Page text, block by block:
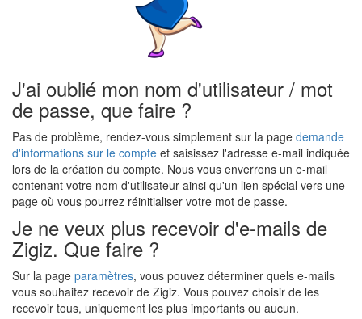
J'ai oublié mon nom d'utilisateur / mot
de passe, que faire ?
Pas de problème, rendez-vous simplement sur la page demande
d'informations sur le compte et saisissez l'adresse e-mail indiquée
lors de la création du compte. Nous vous enverrons un e-mail
contenant votre nom d'utilisateur ainsi qu'un lien spécial vers une
page où vous pourrez réinitialiser votre mot de passe.
Je ne veux plus recevoir d'e-mails de
Zigiz. Que faire ?
Sur la page paramètres, vous pouvez déterminer quels e-mails
vous souhaitez recevoir de Zigiz. Vous pouvez choisir de les
recevoir tous, uniquement les plus importants ou aucun.